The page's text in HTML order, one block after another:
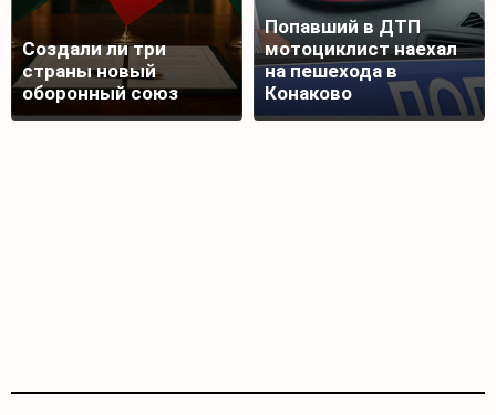
Создали ли три
страны новый
оборонный союз
Попавший в ДТП
мотоциклист наехал
на пешехода в
Конаково